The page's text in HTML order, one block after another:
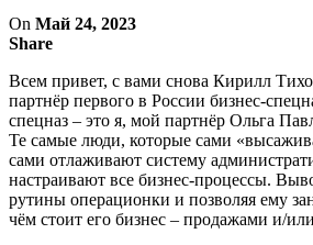
On Май 24, 2023
Share
Всем привет, с вами снова Кирилл
партнёр первого в России бизнес-
спецназ – это я, мой партнёр Ольга
Те самые люди, которые сами
сами отлаживают систему
настраивают все бизнес-процессы.
рутины операционки и позволяя ему
чём стоит его бизнес – продажами и/